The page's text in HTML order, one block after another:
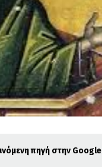
πηγή στην Google